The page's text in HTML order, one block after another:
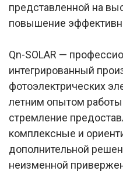
представленной на
повышение
Qn-SOLAR —
интегрированный
фотоэлектрических
летним опытом
стремление
комплексные и
дополнительной
неизменной